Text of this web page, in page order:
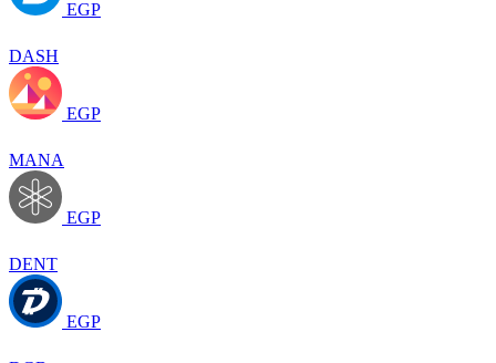
EGP
DASH
EGP
MANA
EGP
DENT
EGP